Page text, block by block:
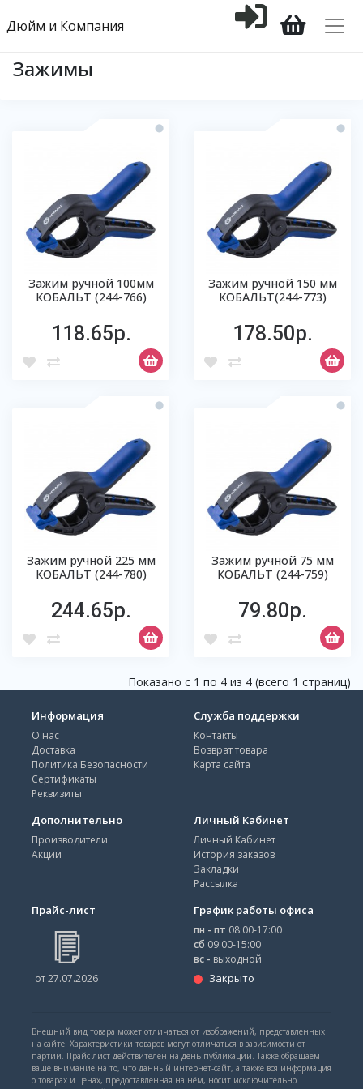
Дюйм и Компания
Зажимы
Зажим ручной 100мм
КОБАЛЬТ (244-766)
118.65р.
Зажим ручной 150 мм
КОБАЛЬТ(244-773)
178.50р.
Зажим ручной 225 мм
КОБАЛЬТ (244-780)
244.65р.
Зажим ручной 75 мм
КОБАЛЬТ (244-759)
79.80р.
Показано с 1 по 4 из 4 (всего 1 страниц)
Информация
О нас
Доставка
Политика Безопасности
Сертификаты
Реквизиты
Служба поддержки
Контакты
Возврат товара
Карта сайта
Дополнительно
Производители
Акции
Личный Кабинет
Личный Кабинет
История заказов
Закладки
Рассылка
Прайс-лист
от 27.07.2026
График работы офиса
пн - пт 08:00-17:00
сб 09:00-15:00
вс - выходной
Закрыто
Внешний вид товара может отличаться от изображений, представленных
на сайте. Характеристики товаров могут отличаться в зависимости от
партии. Прайс-лист действителен на день публикации. Также обращаем
ваше внимание на то, что данный интернет-сайт, а также вся информация
о товарах и ценах, предоставленная на нём, носит исключительно